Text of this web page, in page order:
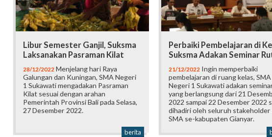
Libur Semester Ganjil, Suksma
Laksanakan Pasraman Kilat
28/12/2022 Menjelang hari Raya
Galungan dan Kuningan, SMA Negeri
1 Sukawati mengadakan Pasraman
Kilat sesuai dengan arahan
Pemerintah Provinsi Bali pada Selasa,
27 Desember 2022.
berita
Perbaiki Pembelajaran di
Suksma Adakan Seminar
21/12/2022 Ingin memperbaiki
pembelajaran di ruang kelas, SMA
Negeri 1 Sukawati adakan
yang berlangsung dari 21
2022 sampai 22 Desember 2022
dihadiri oleh seluruh stakeholder
SMA se-kabupaten Gianyar.